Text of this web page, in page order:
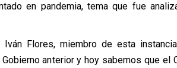
en pandemia, tema que fue
Flores, miembro de esta
anterior y hoy sabemos que el